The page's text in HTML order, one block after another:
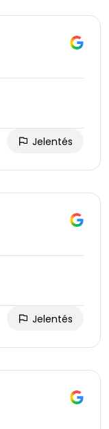
Jelentés
Jelentés